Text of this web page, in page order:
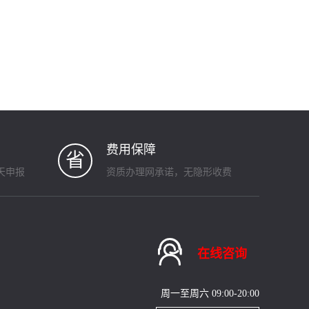
申报
省 费用保障
资质办理网承诺，无隐形收费
 在线咨询
周一至周六 09:00-20:00